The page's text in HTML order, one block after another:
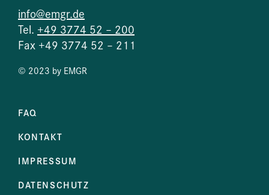
info@emgr.de
Tel. +49 3774 52 – 200
Fax +49 3774 52 – 211
© 2023 by EMGR
FAQ
KONTAKT
IMPRESSUM
DATENSCHUTZ